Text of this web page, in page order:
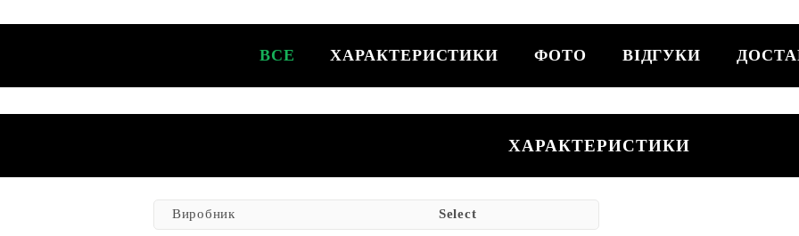
ВСЕ ХАРАКТЕРИСТИКИ ФОТО ВІДГУКИ
ХАРАКТЕРИСТИКИ
Виробник Select